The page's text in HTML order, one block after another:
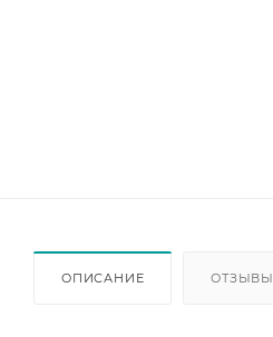
ОПИСАНИЕ ОТЗЫВЫ